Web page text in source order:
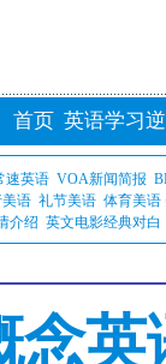
首页 英语学习
速英语 VOA新闻简报
语 礼节美语 体育美语
介绍 英文电影经典对白
念